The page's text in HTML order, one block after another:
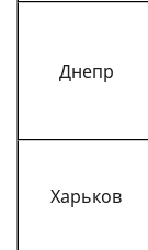
Днепр
Харьков